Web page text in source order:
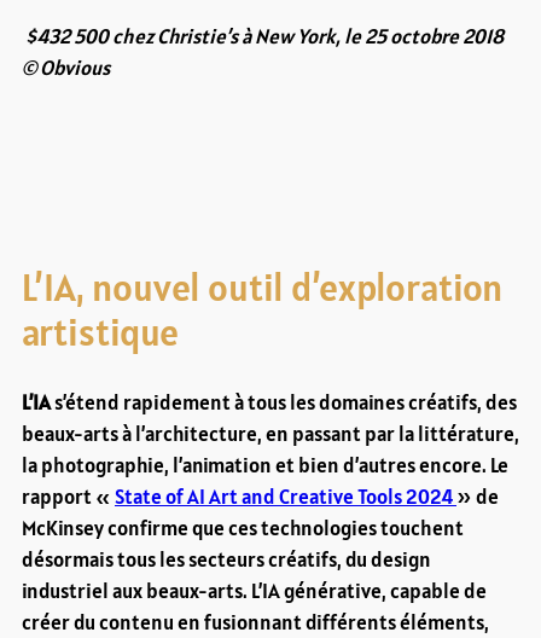
$432 500 chez Christie’s à New York, le 25 octobre 2018
© Obvious
L’IA, nouvel outil d’exploration
artistique
L’IAs’étend rapidement à tous les domaines créatifs, des
beaux-arts à l’architecture, en passant par la littérature,
la photographie, l’animation et bien d’autres encore. Le
rapport « State of AI Art and Creative Tools 2024» de
McKinsey confirme que ces technologies touchent
désormais tous les secteurs créatifs, du design
industriel aux beaux-arts. L’IA générative, capable de
créer du contenu en fusionnant différents éléments,